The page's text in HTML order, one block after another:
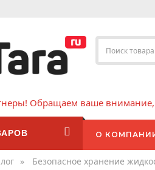
Обращаем ваше внимание,
О
» Безопасное хранение